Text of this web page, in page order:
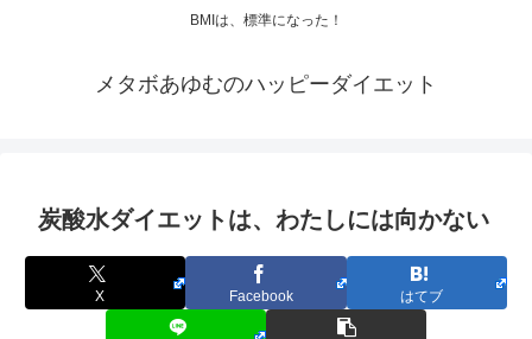
BMIは、標準になった！
メタボあゆむのハッピーダイエット
炭酸水ダイエットは、わたしには向かない
X Facebook はてブ